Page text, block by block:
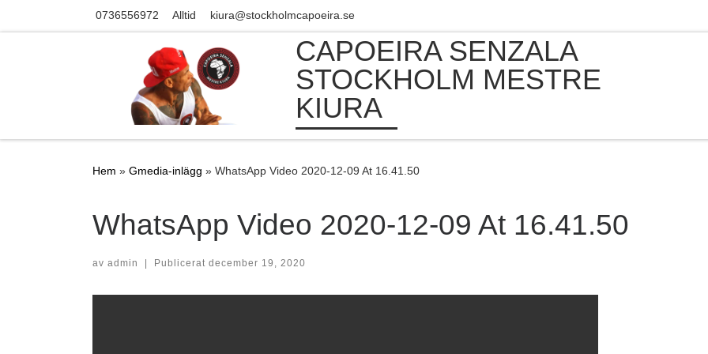
Skip to content0736556972 Alltid kiura@stockholmcapoeira.se
CAPOEIRA SENZALA
STOCKHOLM MESTRE
KIURA
Hem » Gmedia-inlägg » WhatsApp Video 2020-12-09 At 16.41.50
WhatsApp Video 2020-12-09 At 16.41.50
av admin Publicerat december 19, 2020